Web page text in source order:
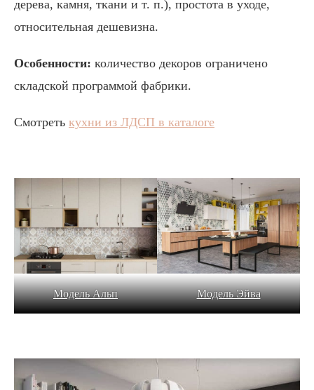
дерева, камня, ткани и т. п.), простота в уходе,
относительная дешевизна.
Особенности: количество декоров ограничено
складской программой фабрики.
Смотреть кухни из ЛДСП в каталоге
Модель Альп Модель Эйва